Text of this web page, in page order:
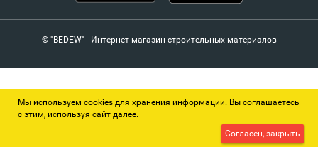
© "BEDEW" - Интернет-магазин строительных материалов
Мы используем cookies для хранения информации. Вы соглашаетесь
с этим, используя сайт далее.
Согласен, закрыть